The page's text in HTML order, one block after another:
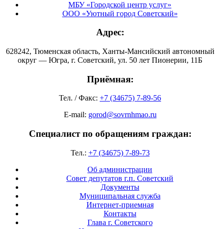
МБУ «Городской центр услуг»
ООО «Уютный город Советский»
Адрес:
628242, Тюменская область, Ханты-Мансийский автономный
округ — Югра, г. Советский, ул. 50 лет Пионерии, 11Б
Приёмная:
Тел. / Факс: +7 (34675) 7-89-56
E-mail: gorod@sovrnhmao.ru
Специалист по обращениям граждан:
Тел.: +7 (34675) 7-89-73
Об администрации
Совет депутатов г.п. Советский
Документы
Муниципальная служба
Интернет-приемная
Контакты
Глава г. Советского